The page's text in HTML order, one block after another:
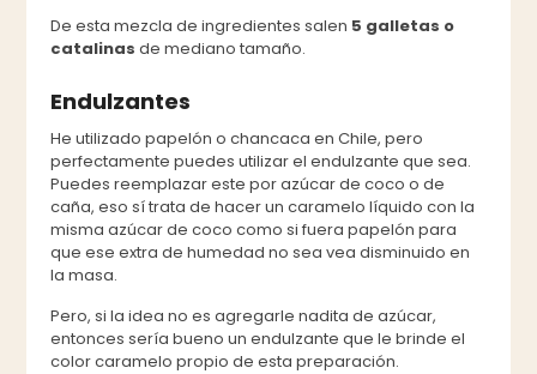
De esta mezcla de ingredientes salen 5 galletas o
catalinas de mediano tamaño.
Endulzantes
He utilizado papelón o chancaca en Chile, pero
perfectamente puedes utilizar el endulzante que sea.
Puedes reemplazar este por azúcar de coco o de
caña, eso sí trata de hacer un caramelo líquido con la
misma azúcar de coco como si fuera papelón para
que ese extra de humedad no sea vea disminuido en
la masa.
Pero, si la idea no es agregarle nadita de azúcar,
entonces sería bueno un endulzante que le brinde el
color caramelo propio de esta preparación.